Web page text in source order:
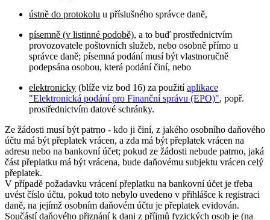
ústně do protokolu u příslušného správce daně,
písemně (v listinné podobě), a to buď prostřednictvím
provozovatele poštovních služeb, nebo osobně přímo u
správce daně; písemná podání musí být vlastnoručně
podepsána osobou, která podání činí, nebo
elektronicky (blíže viz bod 16) za použitíaplikace
"Elektronická podání pro Finanční správu (EPO)", popř.
prostřednictvím datové schránky.
Ze žádosti musí být patrno - kdo ji činí, z jakého osobního daňového
účtu má být přeplatek vrácen, a zda má být přeplatek vrácen na
adresu nebo na bankovní účet; pokud ze žádosti nebude patrno, jaká
část přeplatku má být vrácena, bude daňovému subjektu vrácen celý
přeplatek.
V případě požadavku vrácení přeplatku na bankovní účet je třeba
uvést číslo účtu, pokud toto nebylo uvedeno v přihlášce k registraci
daně, na jejímž osobním daňovém účtu je přeplatek evidován.
Součástí daňového přiznání k dani z příjmů fyzických osob je (na